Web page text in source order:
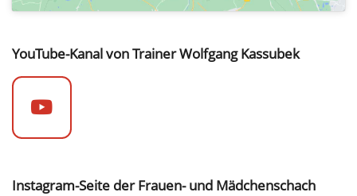
YouTube-Kanal von Trainer Wolfgang Kassubek
Instagram-Seite der Frauen- und Mädchenschach